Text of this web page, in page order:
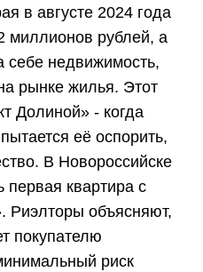
в августе 2024 года
миллионов рублей, а
себе недвижимость,
рынке жилья. Этот
Долиной» - когда
её оспорить,
В Новороссийске
квартира с
Риэлторы объясняют,
покупателю
риск